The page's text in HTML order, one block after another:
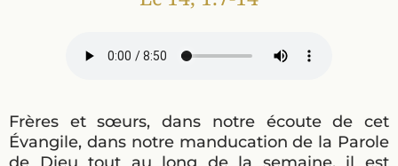
Frères et sœurs, dans notre écoute de cet
Évangile, dans notre manducation de la Parole